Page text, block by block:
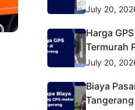
July 20,
Harga
Termurah
July 20,
Biaya